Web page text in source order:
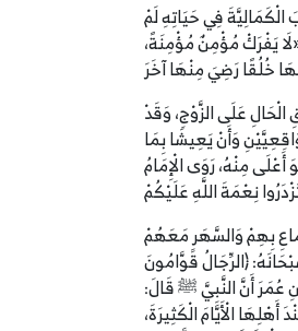
فِي حَيَاتِهِ لَمْ
يَفْرَكْ مُؤْمِنٌ مُؤْمِنَةً،
عَلَى الزَّوْجِ، وَقَدْ
وَأَنْ يَعِيشَا بِمَا
مِنْهُ، رَوَى الْإِمَامُ
بِهِمْ وَالسَّهَرِ مَعَهُمْ
﴿الرِّجَالُ قَوَّامُونَ
عَنِ ابْنِ عُمَرَ أَنَّ النَّبِيَّ ﷺ قَالَ:
الْأَيَّامَ الْكَثِيرَةَ،